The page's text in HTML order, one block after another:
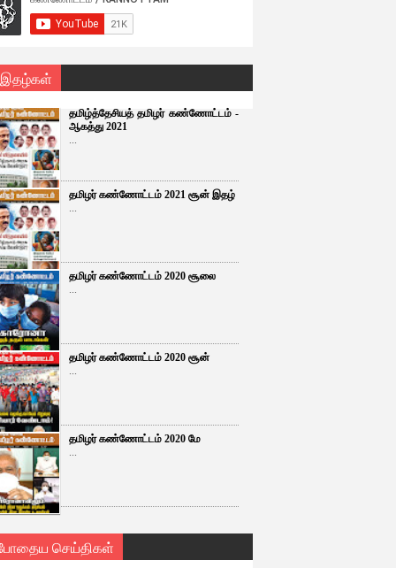
இதழ்கள்
தமிழ்த்தேசியத் தமிழர் கண்ணோட்டம் -
ஆகத்து 2021
...
தமிழர் கண்ணோட்டம் 2021 சூன் இதழ்
...
தமிழர் கண்ணோட்டம் 2020 சூலை
...
தமிழர் கண்ணோட்டம் 2020 சூன்
...
தமிழர் கண்ணோட்டம் 2020 மே
...
செய்திகள்